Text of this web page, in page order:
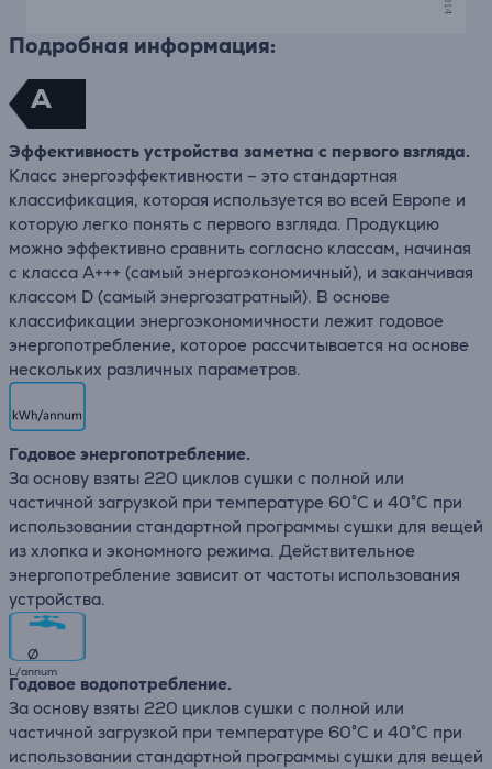
Подробная информация:
A
Эффективность устройства заметна с первого взгляда.
Класс энергоэффективности – это стандартная
классификация, которая используется во всей Европе и
которую легко понять с первого взгляда. Продукцию
можно эффективно сравнить согласно классам, начиная
с класса A+++ (самый энергоэкономичный), и заканчивая
классом D (самый энергозатратный). В основе
классификации энергоэкономичности лежит годовое
энергопотребление, которое рассчитывается на основе
нескольких различных параметров.
Годовое энергопотребление.
За основу взяты 220 циклов сушки с полной или
частичной загрузкой при температуре 60°C и 40°C при
использовании стандартной программы сушки для вещей
из хлопка и экономного режима. Действительное
энергопотребление зависит от частоты использования
устройства.
∅
L/annum
Годовое водопотребление.
За основу взяты 220 циклов сушки с полной или
частичной загрузкой при температуре 60°C и 40°C при
использовании стандартной программы сушки для вещей